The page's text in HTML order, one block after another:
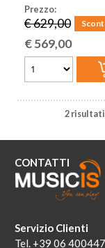
Prezzo:
€ 629,00
€569,00
2 risultati
CONTATTI
Servizio Clienti
Tel. +39 06